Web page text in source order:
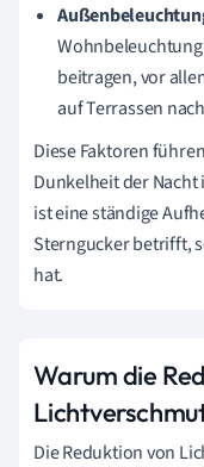
beitragen, vor
auf Terrassen
Diese Faktoren
Dunkelheit der
ist eine ständige
Sterngucker betrifft,
hat.
Warum die
Die Reduktion von